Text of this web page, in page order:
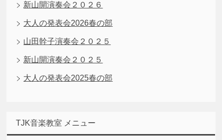
新山開演奏会２０２６
大人の発表会2026春の部
山田幹子演奏会２０２５
新山開演奏会２０２５
大人の発表会2025春の部
TJK音楽教室 メニュー